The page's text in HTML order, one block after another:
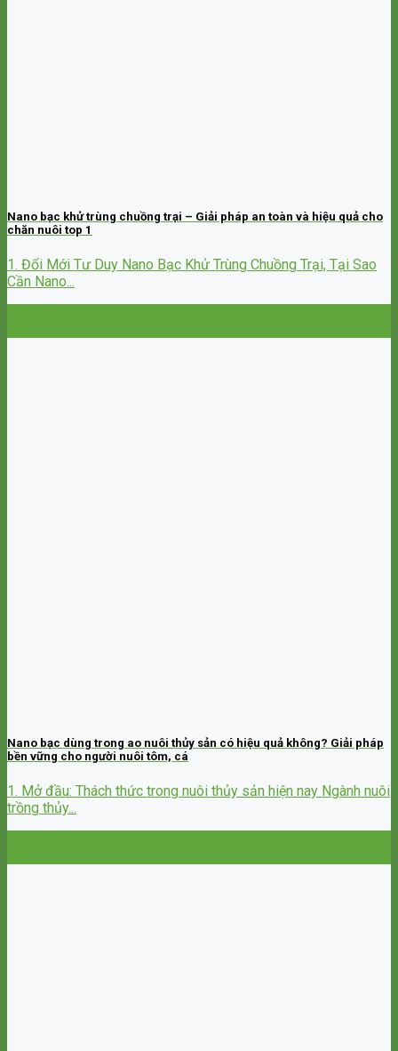
Nano bạc khử trùng chuồng trại – Giải pháp an toàn và hiệu quả cho
chăn nuôi top 1
1. Đổi Mới Tư Duy Nano Bạc Khử Trùng Chuồng Trại, Tại Sao
Cần Nano...
Nano bạc dùng trong ao nuôi thủy sản có hiệu quả không? Giải pháp
bền vững cho người nuôi tôm, cá
1. Mở đầu: Thách thức trong nuôi thủy sản hiện nay Ngành nuôi
trồng thủy...